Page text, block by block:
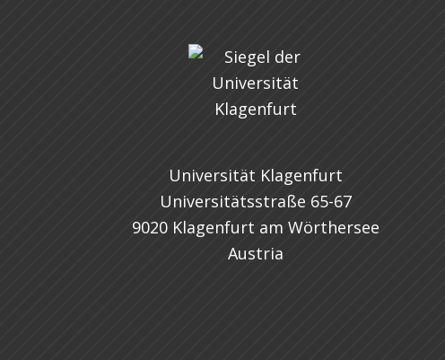
Universität Klagenfurt
Universitätsstraße 65-67
9020 Klagenfurt am Wörthersee
Austria